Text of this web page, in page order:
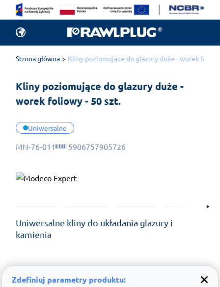
Strona główna Kliny poziomujące do glazury duże - worek
Kliny poziomujące do glazury duże -
worek foliowy - 50 szt.
Uniwersalne
MN-76-011 5906757905726
Uniwersalne kliny do układania glazury i
kamienia
Zdefiniuj parametry produktu: